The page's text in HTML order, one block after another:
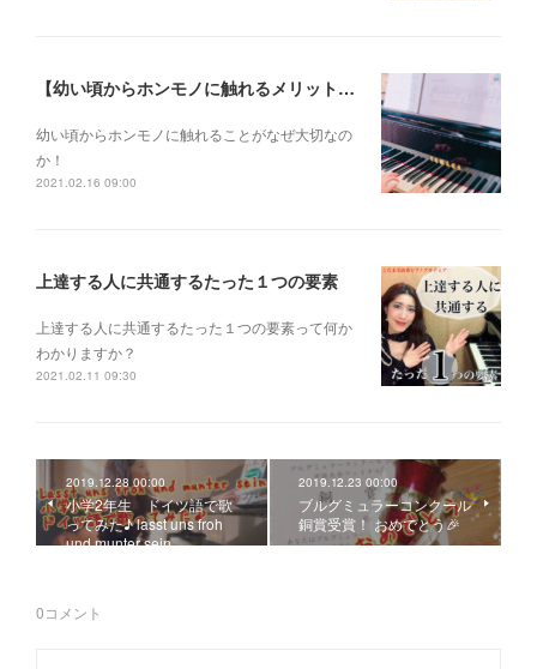
【幼い頃からホンモノに触れるメリットとは？】
幼い頃からホンモノに 触れることがなぜ大切なの
か！
2021.02.16 09:00
上達する人に共通するたった１つの要素
上達する人に共通するたった１つの要素って何か
わかりますか？
2021.02.11 09:30
2019.12.28 00:00
小学2年生 ドイツ語で歌
ってみた♪ lasst uns froh
und munter sein
2019.12.23 00:00
ブルグミュラーコンクール
銅賞受賞！ おめでとう🎉
0コメント